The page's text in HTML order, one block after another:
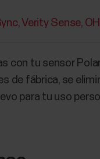
Verity Sense
con tu sensor
de fábrica, se
para tu uso